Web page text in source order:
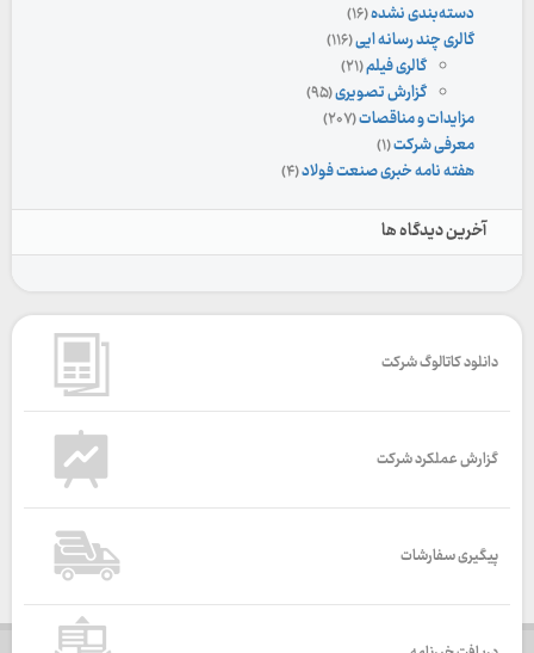
دسته‌بندی نشده(۱۶)
گالری چند رسانه ایی(۱۱۶)
گالری فیلم(۲۱)
گزارش تصویری(۹۵)
مزایدات و مناقصات(۲۰۷)
معرفی شرکت(۱)
هفته نامه خبری صنعت فولاد(۴)
آخرین دیدگاه ها
دانلود کاتالوگ شرکت
گزارش عملکرد شرکت
پیگیری سفارشات